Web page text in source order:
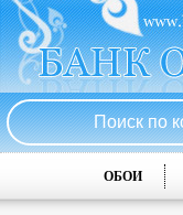
ОБОИ